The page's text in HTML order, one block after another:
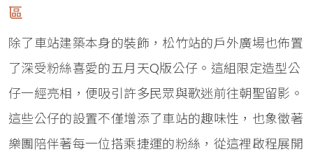
區
除了車站建築本身的裝飾，松竹站的戶外廣場也佈置
了深受粉絲喜愛的五月天Q版公仔。這組限定造型公
仔一經亮相，便吸引許多民眾與歌迷前往朝聖留影。
這些公仔的設置不僅增添了車站的趣味性，也象徵著
樂團陪伴著每一位搭乘捷運的粉絲，從這裡啟程展開